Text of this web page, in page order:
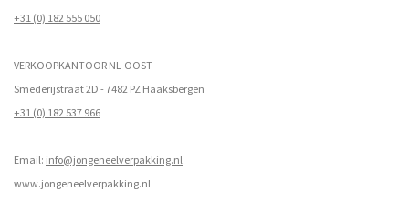
+31 (0) 182 555 050
VERKOOPKANTOOR NL-OOST
Smederijstraat 2D - 7482 PZ Haaksbergen
+31 (0) 182 537 966
Email: info@jongeneelverpakking.nl
www.jongeneelverpakking.nl